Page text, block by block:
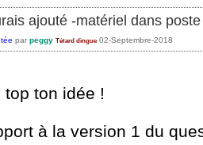
ajouté -matériel dans
par peggy Tétard dingue 02-Septembre-2018
top ton idée !
à la version 1 du